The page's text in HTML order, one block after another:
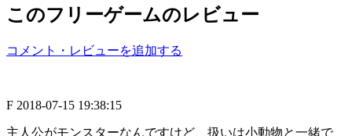
このフリーゲームのレビュー
コメント・レビューを追加する
F 2018-07-15 19:38:15
主人公がモンスターなんですけど、扱いは小動物と一緒で